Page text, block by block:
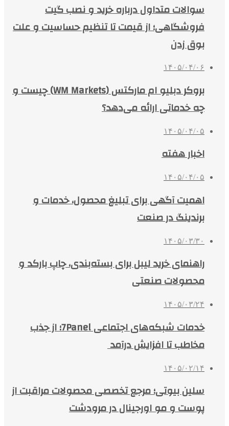
سوالات متداول درباره خرید و نصب گیت
فروشگاهی؛ از قیمت تا تنظیم حساسیت و علت
بوق زدن
۱۴۰۵/۰۴/۰۶
بروکر دبلیو ام مارکتس (WM Markets) چیست و
چه خدماتی ارائه می‌دهد؟
۱۴۰۵/۰۴/۰۵
اخبار هفته
۱۴۰۵/۰۴/۰۵
اهمیت آگهی برای تبلیغ محصول، خدمات و
برندینگ در صنعت
۱۴۰۵/۰۳/۳۰
راهنمای خرید لیبل برای بسته‌بندی، چاپ بارکد و
محصولات صنعتی
۱۴۰۵/۰۳/۲۴
خدمات شبکه‌های اجتماعی 7Panel؛ از جذب
مخاطب تا افزایش درآمد
۱۴۰۵/۰۲/۱۴
سلین بیوتی؛ مرجع تخصصی محصولات مراقبت از
پوست و مو اورجینال در مرودشت